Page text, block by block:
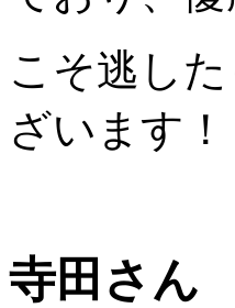
こそ逃し
ざいます！
寺田さん